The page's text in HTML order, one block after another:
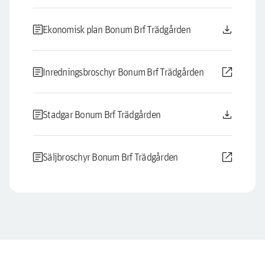
articleEkonomisk plan Bonum Brf Trädgården download
articleInredningsbroschyr Bonum Brf Trädgården open_in_new
articleStadgar Bonum Brf Trädgården download
articleSäljbroschyr Bonum Brf Trädgården open_in_new